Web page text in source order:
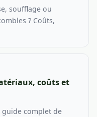
soufflage ou
? Coûts,
coûts et
guide complet de